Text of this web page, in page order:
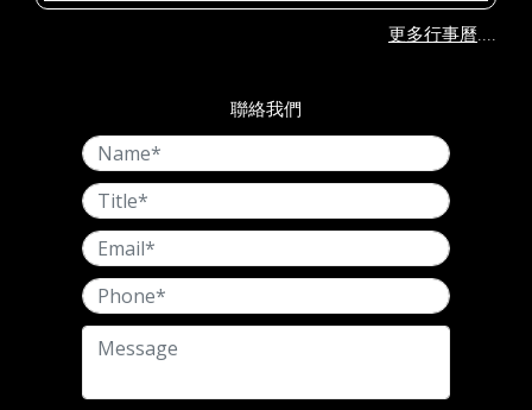
更多行事曆
聯絡我們